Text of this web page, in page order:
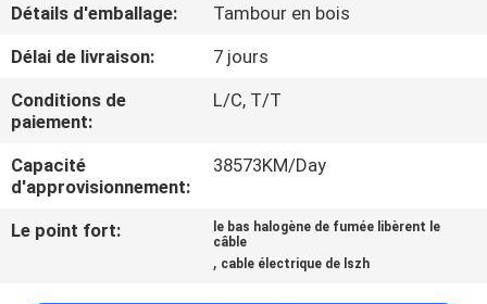
VISITE
D'USINE
CONTRÔLE
DE
LA
Détails d'emballage:
Tambour en bois
Délai de livraison:
7 jours
Conditions de
paiement:
L/C, T/T
Capacité
d'approvisionnement:
38573KM/Day
Le point fort:
le bas halogène de fumée libèrent le
câble
, cable électrique de lszh